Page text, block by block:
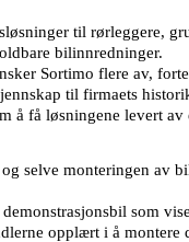
til rørleggere,
bilinnredninger.
Sortimo flere av,
til firmaets
å få løsningene levert
selve monteringen av
som
opplært i å